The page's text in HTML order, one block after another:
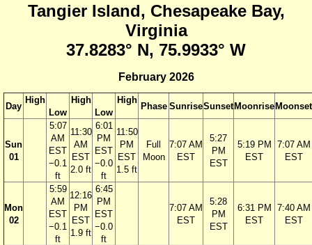
Tangier Island, Chesapeake Bay,
Virginia
37.8283° N, 75.9933° W
February 2026
Day
High
Low
High
Low
High
Phase SunriseSunset Moonrise Moonset
Sun
01
5:07
AM
EST
−0.1
ft
11:30
AM
EST
2.0 ft
6:01
PM
EST
−0.0
ft
11:50
PM
EST
1.5 ft
Full
Moon
7:07 AM
EST
5:27
PM
EST
5:19 PM
EST
7:07 AM
EST
Mon
02
5:59
AM
EST
−0.1
ft
12:16
PM
EST
1.9 ft
6:45
PM
EST
−0.0
ft
7:07 AM
EST
5:28
PM
EST
6:31 PM
EST
7:40 AM
EST